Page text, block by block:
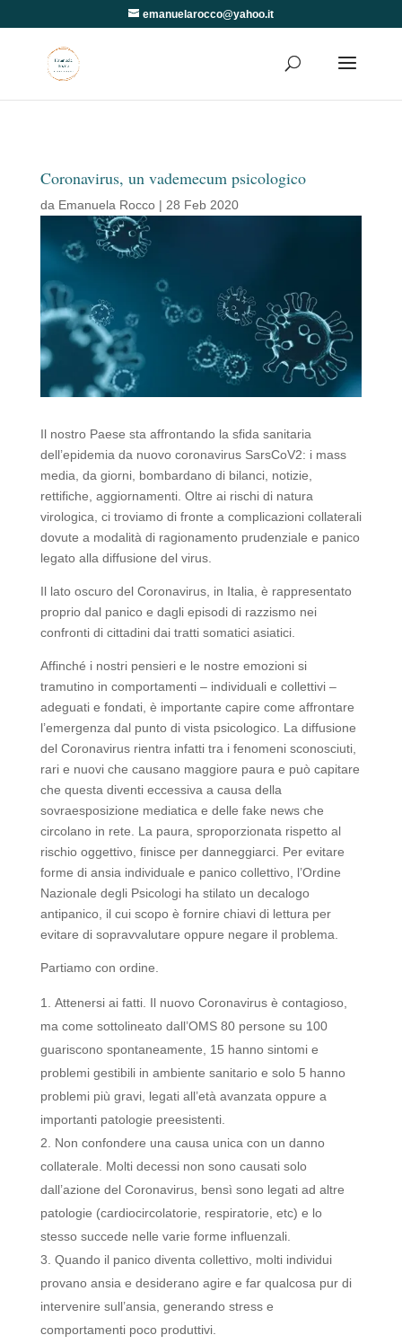
emanuelarocco@yahoo.it
Coronavirus, un vademecum psicologico
da Emanuela Rocco| 28 Feb 2020
Il nostro Paese sta affrontando la sfida sanitaria
dell’epidemia da nuovo coronavirus SarsCoV2: i mass
media, da giorni, bombardano di bilanci, notizie,
rettifiche, aggiornamenti. Oltre ai rischi di natura
virologica, ci troviamo di fronte a complicazioni collaterali
dovute a modalità di ragionamento prudenziale e panico
legato alla diffusione del virus.
Il lato oscuro del Coronavirus, in Italia, è rappresentato
proprio dal panico e dagli episodi di razzismo nei
confronti di cittadini dai tratti somatici asiatici.
Affinché i nostri pensieri e le nostre emozioni si
tramutino in comportamenti – individuali e collettivi –
adeguati e fondati, è importante capire come affrontare
l’emergenza dal punto di vista psicologico. La diffusione
del Coronavirus rientra infatti tra i fenomeni sconosciuti,
rari e nuovi che causano maggiore paura e può capitare
che questa diventi eccessiva a causa della
sovraesposizione mediatica e delle fake news che
circolano in rete. La paura, sproporzionata rispetto al
rischio oggettivo, finisce per danneggiarci. Per evitare
forme di ansia individuale e panico collettivo, l’Ordine
Nazionale degli Psicologi ha stilato un decalogo
antipanico, il cui scopo è fornire chiavi di lettura per
evitare di sopravvalutare oppure negare il problema.
Partiamo con ordine.
Attenersi ai fatti. Il nuovo Coronavirus è contagioso,
ma come sottolineato dall’OMS 80 persone su 100
guariscono spontaneamente, 15 hanno sintomi e
problemi gestibili in ambiente sanitario e solo 5 hanno
problemi più gravi, legati all’età avanzata oppure a
importanti patologie preesistenti.
Non confondere una causa unica con un danno
collaterale. Molti decessi non sono causati solo
dall’azione del Coronavirus, bensì sono legati ad altre
patologie (cardiocircolatorie, respiratorie, etc) e lo
stesso succede nelle varie forme influenzali.
Quando il panico diventa collettivo, molti individui
provano ansia e desiderano agire e far qualcosa pur di
intervenire sull’ansia, generando stress e
comportamenti poco produttivi.